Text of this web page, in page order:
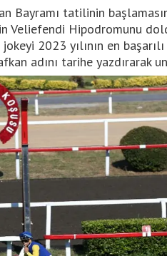
Bayramı tatilinin
Veliefendi Hipodromunu
2023 yılının en
adını tarihe yazdırarak